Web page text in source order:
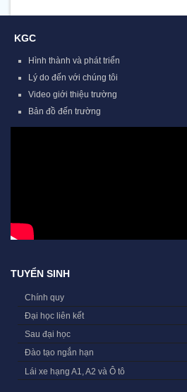
KGC
Hình thành và phát triển
Lý do đến với chúng tôi
Video giới thiệu trường
Bản đồ đến trường
TUYỂN SINH
Chính quy
Đại học liên kết
Sau đại học
Đào tạo ngắn hạn
Lái xe hạng A1, A2 và Ô tô